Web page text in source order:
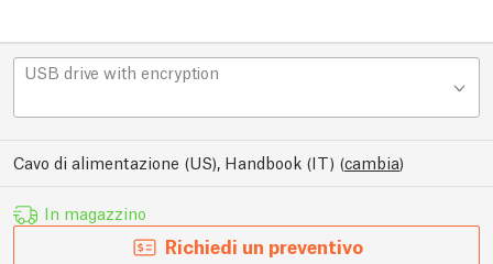
USB drive with encryption
Cavo di alimentazione (US), Handbook (IT) (cambia)
In magazzino
Richiedi un preventivo